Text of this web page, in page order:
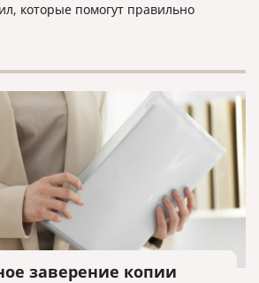
которые помогут правильно
типичных причин отказа,
заверение копии